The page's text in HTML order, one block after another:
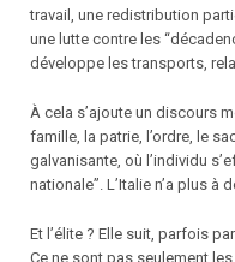
travail, une redistribution
une lutte contre les
développe les transports,
À cela s’ajoute un discours
famille, la patrie, l’ordre, le
galvanisante, où l’individu
nationale”. L’Italie n’a plus à
Et l’élite ? Elle suit, parfois
Ce ne sont pas seulement